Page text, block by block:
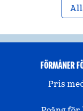
FÖRMÅNER
Pris